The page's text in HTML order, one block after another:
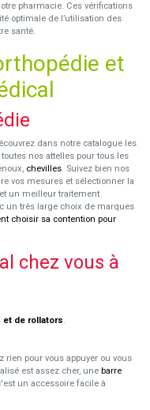
pharmacie. Ces vérifications
optimale de l’utilisation des
santé.
et
dans notre catalogue les
toutes nos attelles pour tous les
chevilles. Suivez bien nos
vos mesures et sélectionner la
un meilleur traitement
un très large choix de marques
choisir sa contention pour
chez vous à
et de rollators.
rien pour vous appuyer ou vous
est assez cher, une barre
un accessoire facile à